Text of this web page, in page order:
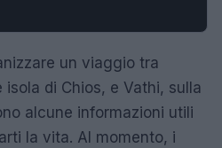
un viaggio tra
isola di Chios, e Vathi, sulla
alcune informazioni utili
la vita. Al momento, i